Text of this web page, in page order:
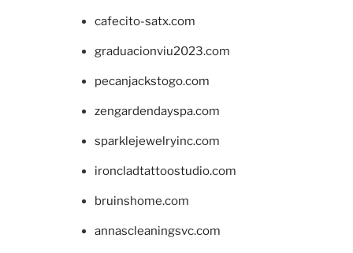
cafecito-satx.com
graduacionviu2023.com
pecanjackstogo.com
zengardendayspa.com
sparklejewelryinc.com
ironcladtattoostudio.com
bruinshome.com
annascleaningsvc.com